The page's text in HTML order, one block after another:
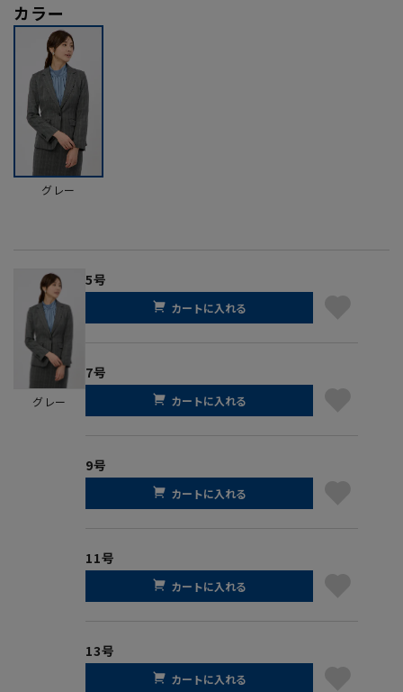
カラー
グレー
グレー
5号
カートに入れる
7号
カートに入れる
9号
カートに入れる
11号
カートに入れる
13号
カートに入れる